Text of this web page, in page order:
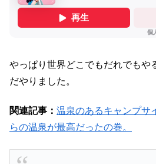
やっぱり世界どこでもだれでも
だやりました。
関連記事： 温泉のあるキャンプサ
らの温泉が最高だったの巻。